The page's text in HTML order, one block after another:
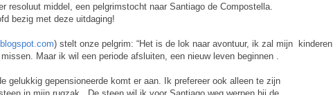
resoluut middel, een pelgrimstocht naar Santiago de Compostella.
bezig met deze uitdaging!
) stelt onze pelgrim: “Het is de lok naar avontuur, ik zal mijn kinderen,
Maar ik wil een periode afsluiten, een nieuw leven beginnen .
gelukkig gepensioneerde komt er aan. Ik prefereer ook alleen te zijn